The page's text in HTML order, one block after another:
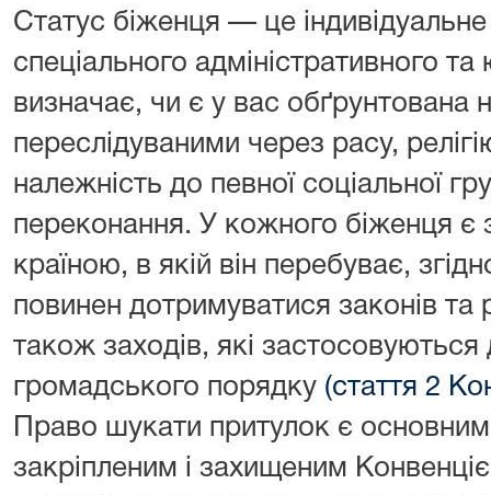
Статус біженця — це
спеціального адміністративного
визначає, чи є у вас обґрунтована
переслідуваними через расу,
належність до певної соціальної
переконання. У кожного біженця є
країною, в якій він перебуває,
повинен дотримуватися законів та
також заходів, які застосовуються
громадського порядку (стаття 2
Право шукати притулок є
закріпленим і захищеним